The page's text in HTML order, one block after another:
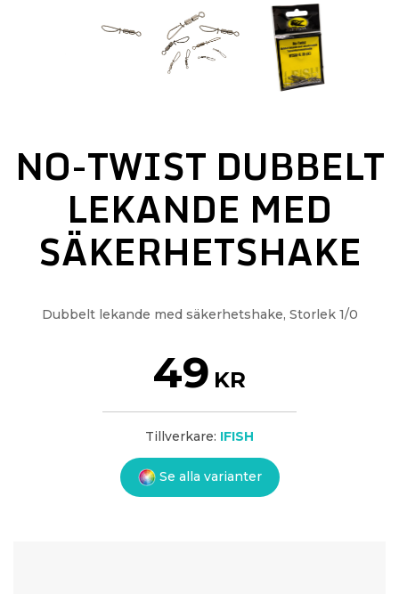
NO-TWIST DUBBELT
LEKANDE MED
SÄKERHETSHAKE
Dubbelt lekande med säkerhetshake, Storlek 1/0
49 KR
Tillverkare: IFISH
Se alla varianter